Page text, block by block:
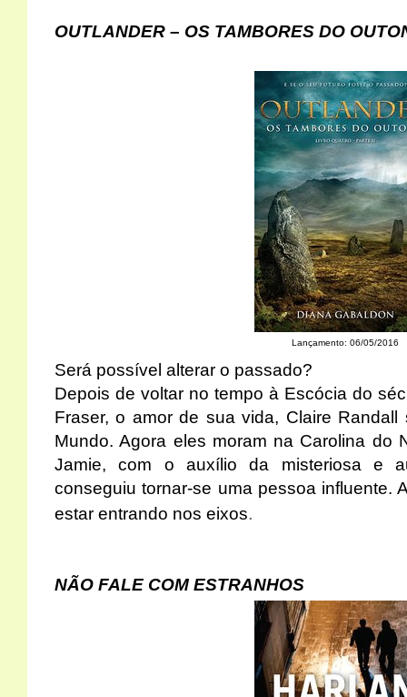
OUTLANDER – OS TAMBORES DO
Lançamento: 06/05/2016
Será possível alterar o passado?
Depois de voltar no tempo à Escócia do
Fraser, o amor de sua vida, Claire
Mundo. Agora eles moram na Carolina do
Jamie, com o auxílio da misteriosa e
conseguiu tornar-se uma pessoa influente.
estar entrando nos eixos.
NÃO FALE COM ESTRANHOS